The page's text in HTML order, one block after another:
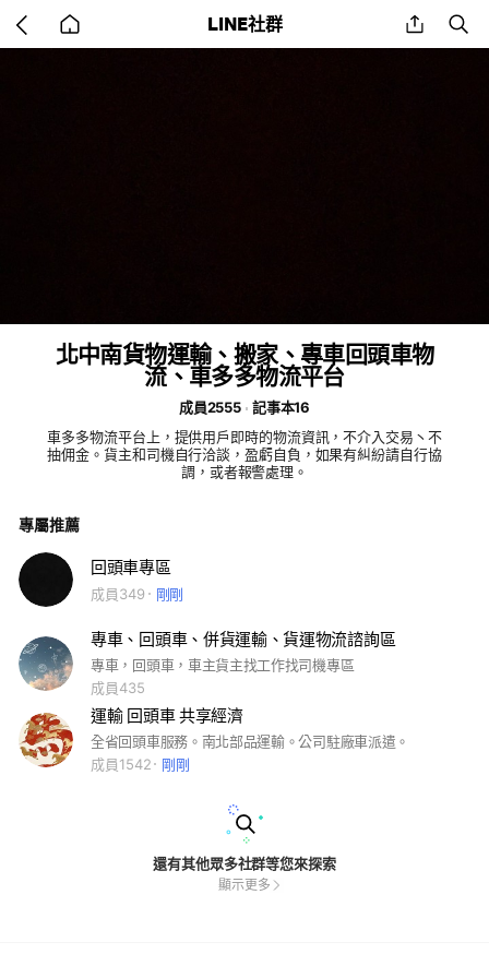
back
to
LINE社群 share
北中南貨物運輸、搬家、專車回頭車物
流、車多多物流平台
成員2555
記事本16
車多多物流平台上，提供用戶即時的物流資訊，不介入交易丶不
抽佣金。貨主和司機自行洽談，盈虧自負，如果有糾紛請自行協
調，或者報警處理。
專屬推薦
回頭車專區
成員349 剛剛
專車、回頭車、併貨運輸、貨運物流諮詢區
專車，回頭車，車主貨主找工作找司機專區
成員435
運輸 回頭車 共享經濟
全省回頭車服務。南北部品運輸。公司駐廠車派遣。
成員1542
剛剛
還有其他眾多社群等您來探索
顯示更多